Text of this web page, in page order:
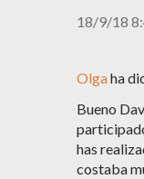
18/9/18
Olgaha
Bueno
has
costaba